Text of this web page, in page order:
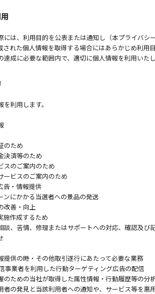
には、利用目的を公表または通知し（本プライバ
れた個人情報を取得する場合にはあらかじめ利用
成に必要な範囲内で、適切に個人情報を利用いたし
利用します。
のため
決済等のため
スのご案内のため
ービスのご案内のため
告・情報提供
ンにかかる当選者への景品の発送
改善・向上
施作成するため
談、苦情、修理またはサポートへの対応、確認及び
提供の時・その他取引遂行にあたって必要な業務
事業者を利用した行動ターゲティング広告の配信
のための当社が取得した属性情報・行動履歴等の分
者の発見と当該利用者への通知や、サービス等を